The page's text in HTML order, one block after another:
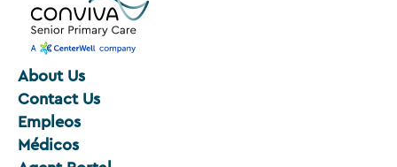
About Us
Contact Us
Empleos
Médicos